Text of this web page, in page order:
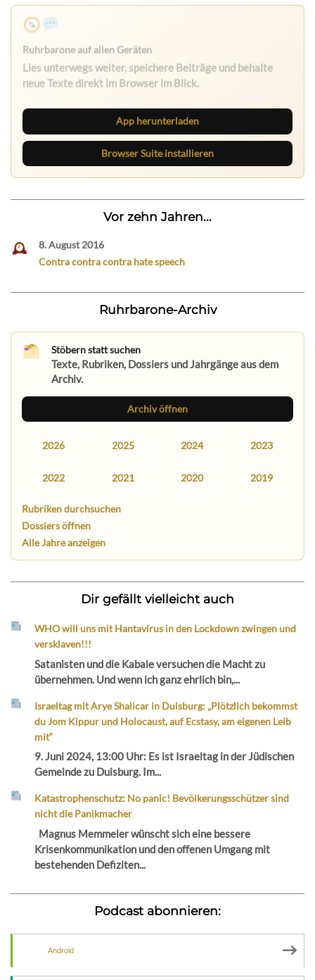
Die Ruhrbarone-App bringt den Blog aufs Handy. Die
App herunterladen
Browser Suite installieren
Vor zehn Jahren...
8. August 2016
Contra contra contra hate speech
Ruhrbarone-Archiv
Stöbern statt suchen
Texte, Rubriken, Dossiers und Jahrgänge aus dem
Archiv.
Archiv öffnen
2026 2025 2024 2023
2022 2021 2020 2019
Rubriken durchsuchen
Dossiers öffnen
Alle Jahre anzeigen
Dir gefällt vielleicht auch
WHO will uns mit Hantavirus in den Lockdown zwingen und
versklaven!!!
Satanisten und die Kabale versuchen die Macht zu
übernehmen. Und wenn ich ganz ehrlich bin,...
Israeltag mit Arye Shalicar in Duisburg: „Plötzlich bekommst
du Jom Kippur und Holocaust, auf Ecstasy, am eigenen Leib
mit“
9. Juni 2024, 13:00 Uhr: Es ist Israeltag in der Jüdischen
Gemeinde zu Duisburg. Im...
Katastrophenschutz: No panic! Bevölkerungsschützer sind
nicht die Panikmacher
Magnus Memmeler wünscht sich eine bessere
Krisenkommunikation und den offenen Umgang mit
bestehenden Defiziten...
Podcast abonnieren:
Android